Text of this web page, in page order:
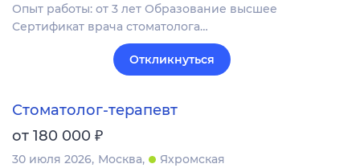
Опыт работы: от 3 лет Образование высшее
Сертификат врача стоматолога…
Откликнуться
Стоматолог-терапевт
от 180 000 ₽
30 июля 2026 Москва
Яхромская